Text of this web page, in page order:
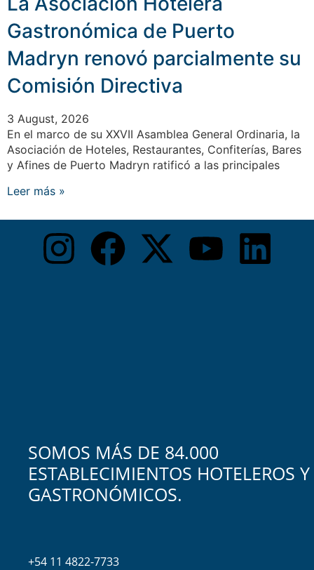
Gastronómica de Puerto
Madryn renovó parcialmente su
Comisión Directiva
3 August, 2026
En el marco de su XXVII Asamblea General Ordinaria, la
Asociación de Hoteles, Restaurantes, Confiterías, Bares
y Afines de Puerto Madryn ratificó a las principales
Leer más »
SOMOS MÁS DE 84.000
ESTABLECIMIENTOS HOTELEROS Y
GASTRONÓMICOS.
+54 11 4822-7733